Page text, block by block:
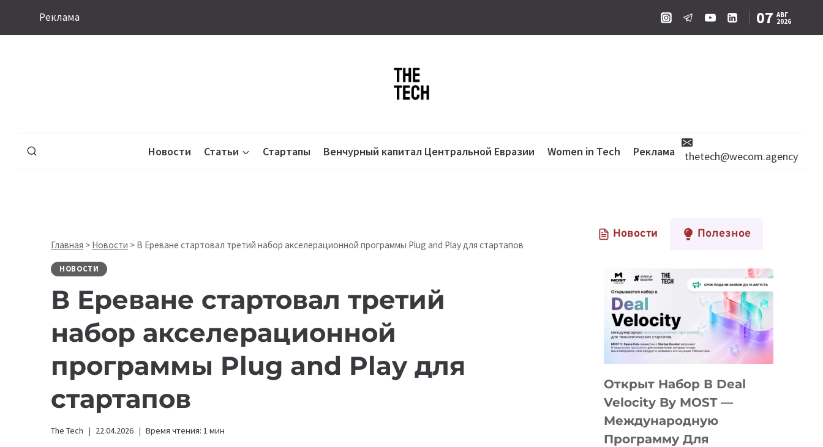
Реклама 07 АВГ
2026
Новости Статьи Стартапы Венчурный капитал Центральной Евразии Women in Tech Реклама thetech@wecom.agency
Главная > Новости > В Ереване стартовал третий набор акселерационной программы Plug and Play для стартапов
НОВОСТИ
В Ереване стартовал третий
набор акселерационной
программы Plug and Play для
стартапов
The Tech 22.04.2026 Время чтения: 1 мин
Новости Полезное
Открыт Набор В Deal
Velocity By MOST —
Международную
Программу Для